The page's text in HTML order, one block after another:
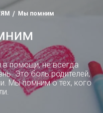
Мы помним
помощи, не всегда
Это боль родителей,
Мы помним о тех, кого